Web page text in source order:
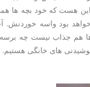
هست که خود بچه ها
بود واسه خوردنش.
هم جذاب نیست چه برسه
های خانگی هستیم.